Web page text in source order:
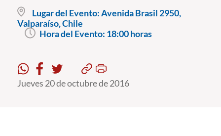
Admisión
Pregrado
Formación Continua
Lugar del Evento:Avenida Brasil 2950,
Valparaíso, Chile
Hora del Evento: 18:00 horas
Jueves 20 de octubre de 2016